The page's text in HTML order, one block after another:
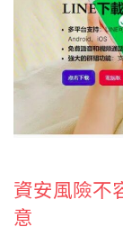
資安風險
意